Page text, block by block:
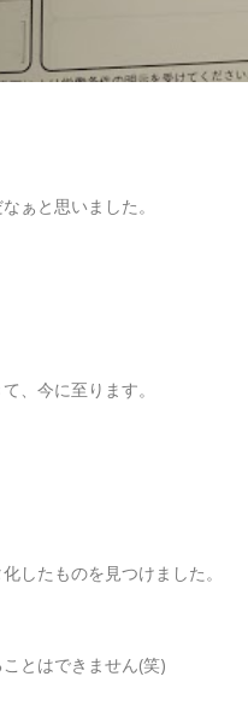
ぁと思いました。
、今に至ります。
したものを見つけました。
とはできません(笑)